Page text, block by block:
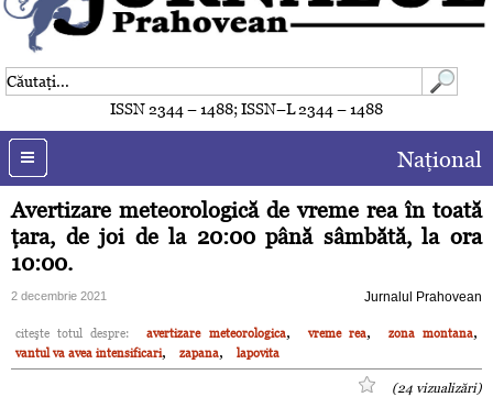
ISSN 2344 – 1488; ISSN–L 2344 – 1488
Naţional
Avertizare meteorologică de vreme rea în toată
ţara, de joi de la 20:00 până sâmbătă, la ora
10:00.
2 decembrie 2021 Jurnalul Prahovean
citeşte totul despre: avertizare meteorologica, vreme rea, zona montana,
vantul va avea intensificari, zapana, lapovita
(24 vizualizări)